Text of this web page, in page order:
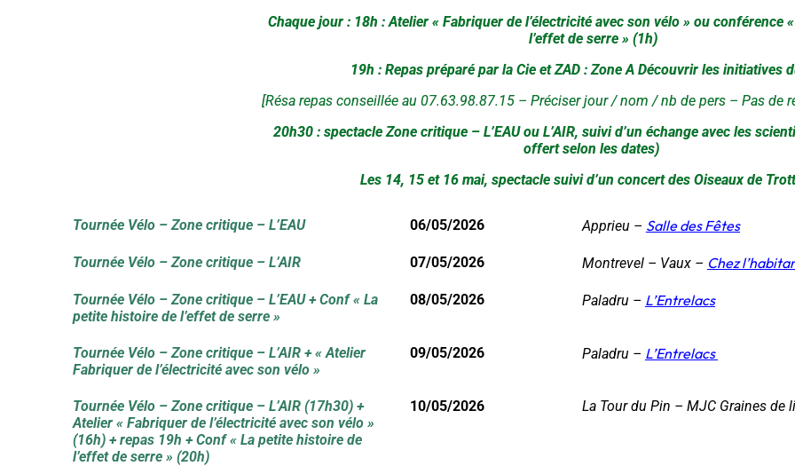
Chaque jour : 18h : Atelier « Fabriquer de l’électricité avec son vélo » ou conférence
l’effet de serre » (1h)
19h : Repas préparé par la Cie et ZAD : Zone A Découvrir les initiatives
[Résa repas conseillée au 07.63.98.87.15 – Préciser jour / nom / nb de pers – Pas de
20h30 : spectacle Zone critique – L’EAU ou L’AIR, suivi d’un échange avec les
offert selon les dates)
Les 14, 15 et 16 mai, spectacle suivi d’un concert des Oiseaux de
Tournée Vélo – Zone critique – L’EAU 06/05/2026 Apprieu – Salle des Fêtes
Tournée Vélo – Zone critique – L’AIR 07/05/2026 Montrevel – Vaux – Chez
Tournée Vélo – Zone critique – L’EAU + Conf « La
petite histoire de l’effet de serre »
08/05/2026 Paladru – L’Entrelacs
Tournée Vélo – Zone critique – L’AIR + « Atelier
Fabriquer de l’électricité avec son vélo »
09/05/2026 Paladru – L’Entrelacs
Tournée Vélo – Zone critique – L’AIR (17h30) +
Atelier « Fabriquer de l’électricité avec son vélo »
(16h) + repas 19h + Conf « La petite histoire de
l’effet de serre » (20h)
10/05/2026 La Tour du Pin – MJC Graines de